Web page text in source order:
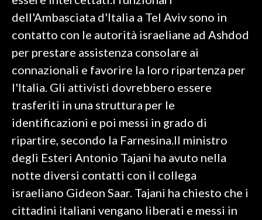
SARDI NEL MONDO
NOTIZIE
EVENTI
3 MINUTI CON
INSULARITÀ
INFO AZIENDE
dell'Ambasciata d'Italia a Tel Aviv sono in
contatto con le autorità israeliane ad Ashdod
per prestare assistenza consolare ai
connazionali e favorire la loro ripartenza per
l'Italia. Gli attivisti dovrebbero essere
trasferiti in una struttura per le
identificazioni e poi messi in grado di
ripartire, secondo la Farnesina.Il ministro
degli Esteri Antonio Tajani ha avuto nella
notte diversi contatti con il collega
israeliano Gideon Saar. Tajani ha chiesto che i
cittadini italiani vengano liberati e messi in